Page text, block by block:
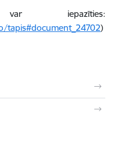
iepazīties:
tapis#document_24702)